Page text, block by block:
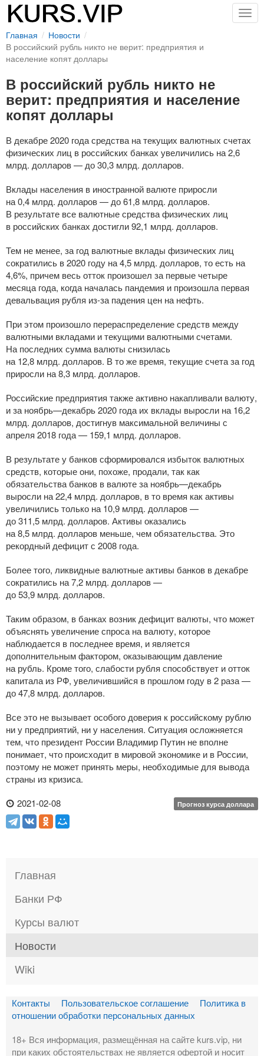
Главная
Новости
В российский рубль никто не верит: предприятия и
население копят доллары
В российский рубль никто не
верит: предприятия и население
копят доллары
В декабре 2020 года средства на текущих валютных счетах
физических лиц в российских банках увеличились на 2,6
млрд. долларов — до 30,3 млрд. долларов.
Вклады населения в иностранной валюте приросли
на 0,4 млрд. долларов — до 61,8 млрд. долларов.
В результате все валютные средства физических лиц
в российских банках достигли 92,1 млрд. долларов.
Тем не менее, за год валютные вклады физических лиц
сократились в 2020 году на 4,5 млрд. долларов, то есть на
4,6%, причем весь отток произошел за первые четыре
месяца года, когда началась пандемия и произошла первая
девальвация рубля из-за падения цен на нефть.
При этом произошло перераспределение средств между
валютными вкладами и текущими валютными счетами.
На последних сумма валюты снизилась
на 12,8 млрд. долларов. В то же время, текущие счета за год
приросли на 8,3 млрд. долларов.
Российские предприятия также активно накапливали валюту,
и за ноябрь—декабрь 2020 года их вклады выросли на 16,2
млрд. долларов, достигнув максимальной величины с
апреля 2018 года — 159,1 млрд. долларов.
В результате у банков сформировался избыток валютных
средств, которые они, похоже, продали, так как
обязательства банков в валюте за ноябрь—декабрь
выросли на 22,4 млрд. долларов, в то время как активы
увеличились только на 10,9 млрд. долларов —
до 311,5 млрд. долларов. Активы оказались
на 8,5 млрд. долларов меньше, чем обязательства. Это
рекордный дефицит с 2008 года.
Более того, ликвидные валютные активы банков в декабре
сократились на 7,2 млрд. долларов —
до 53,9 млрд. долларов.
Таким образом, в банках возник дефицит валюты, что может
объяснять увеличение спроса на валюту, которое
наблюдается в последнее время, и является
дополнительным фактором, оказывающим давление
на рубль. Кроме того, слабости рубля способствует и отток
капитала из РФ, увеличившийся в прошлом году в 2 раза —
до 47,8 млрд. долларов.
Все это не вызывает особого доверия к российскому рублю
ни у предприятий, ни у населения. Ситуация осложняется
тем, что президент России Владимир Путин не вполне
понимает, что происходит в мировой экономике и в России,
поэтому не может принять меры, необходимые для вывода
страны из кризиса.
2021-02-08
Прогноз курса доллара
Главная
Банки РФ
Курсы валют
Новости
Wiki
Контакты Пользовательское соглашение
Политика в
отношении обработки персональных данных
18+ Вся информация, размещённая на сайте kurs.vip, ни
при каких обстоятельствах не является офертой и носит